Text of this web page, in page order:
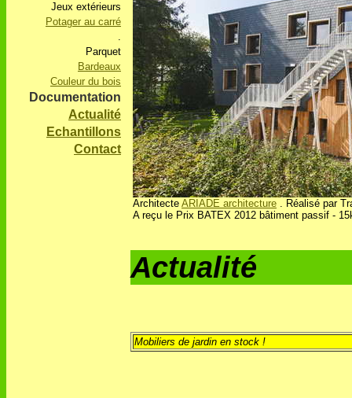
Jeux extérieurs
Potager au carré
.
Parquet
Bardeaux
Couleur du bois
Documentation
Actualité
Echantillons
Contact
Architecte ARIADE architecture . Réalisé par
A reçu le Prix BATEX 2012 bâtiment passif -
Actualité
Mobiliers de jardin en stock !